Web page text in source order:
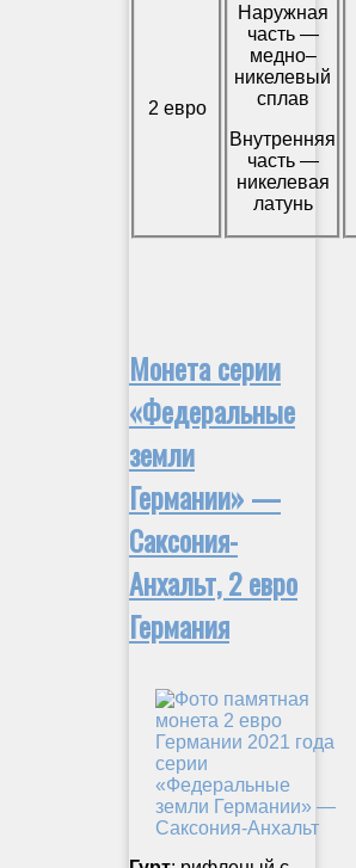
2 евро
Наружная
часть —
медно–
никелевый
сплав
Внутренняя
часть —
никелевая
латунь
Монета серии
«Федеральные
земли
Германии» —
Саксония-
Анхальт, 2 евро
Германия